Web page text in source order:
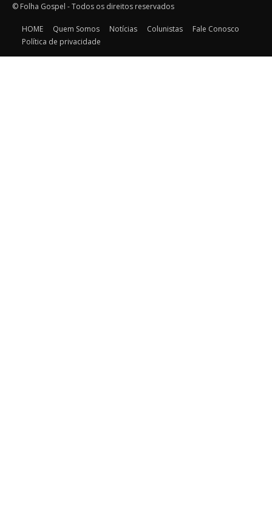
© Folha Gospel - Todos os direitos reservados
HOME Quem Somos Notícias Colunistas
Fale Conosco
Política de privacidade